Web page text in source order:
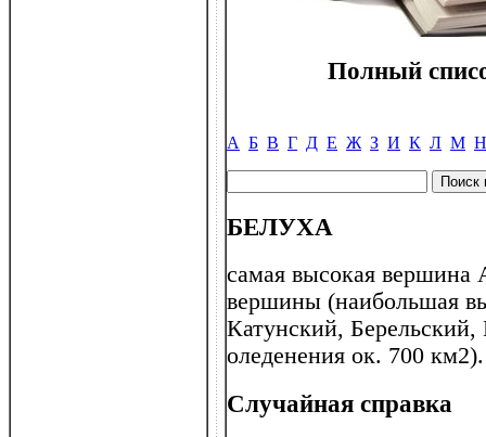
Полный
А Б В Г Д Е Ж З И К Л М Н
БЕЛУХА
самая высокая вершина
вершины (наибольшая
Катунский,
оледенения ок. 700 км2).
Случайная справка